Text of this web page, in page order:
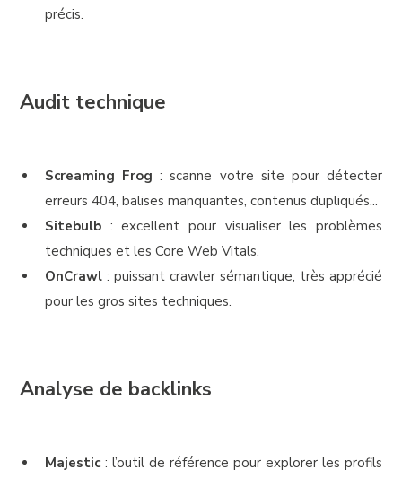
précis.
Audit technique
Screaming Frog : scanne votre site pour détecter
erreurs 404, balises manquantes, contenus dupliqués...
Sitebulb : excellent pour visualiser les problèmes
techniques et les Core Web Vitals.
OnCrawl : puissant crawler sémantique, très apprécié
pour les gros sites techniques.
Analyse de backlinks
Majestic : l’outil de référence pour explorer les profils